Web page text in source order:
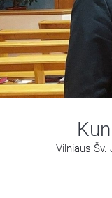
Vilniaus Šv.